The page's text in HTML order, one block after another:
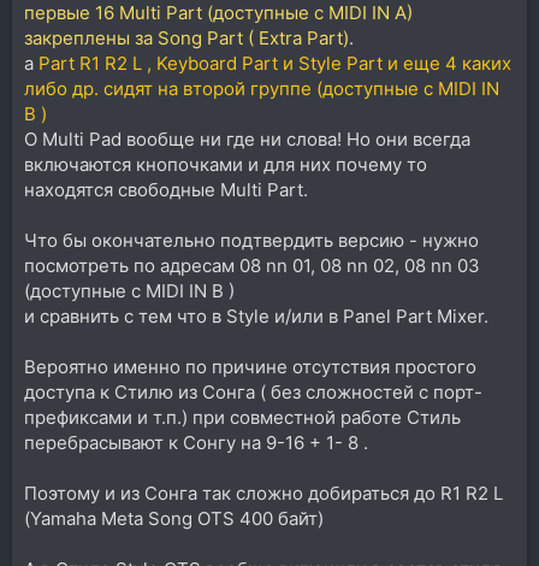
первые 16 Multi Part (доступные с MIDI IN A)
закреплены за Song Part ( Extra Part).
а Part R1 R2 L , Keyboard Part и Style Part и еще 4 каких
либо др. сидят на второй группе (доступные с MIDI IN
B )
О Multi Pad вообще ни где ни слова! Но они всегда
включаются кнопочками и для них почему то
находятся свободные Multi Part.
Что бы окончательно подтвердить версию - нужно
посмотреть по адресам 08 nn 01, 08 nn 02, 08 nn 03
(доступные с MIDI IN B )
и сравнить с тем что в Style и/или в Panel Part Mixer.
Вероятно именно по причине отсутствия простого
доступа к Стилю из Сонга ( без сложностей с порт-
префиксами и т.п.) при совместной работе Стиль
перебрасывают к Сонгу на 9-16 + 1- 8 .
Поэтому и из Сонга так сложно добираться до R1 R2 L
(Yamaha Meta Song OTS 400 байт)